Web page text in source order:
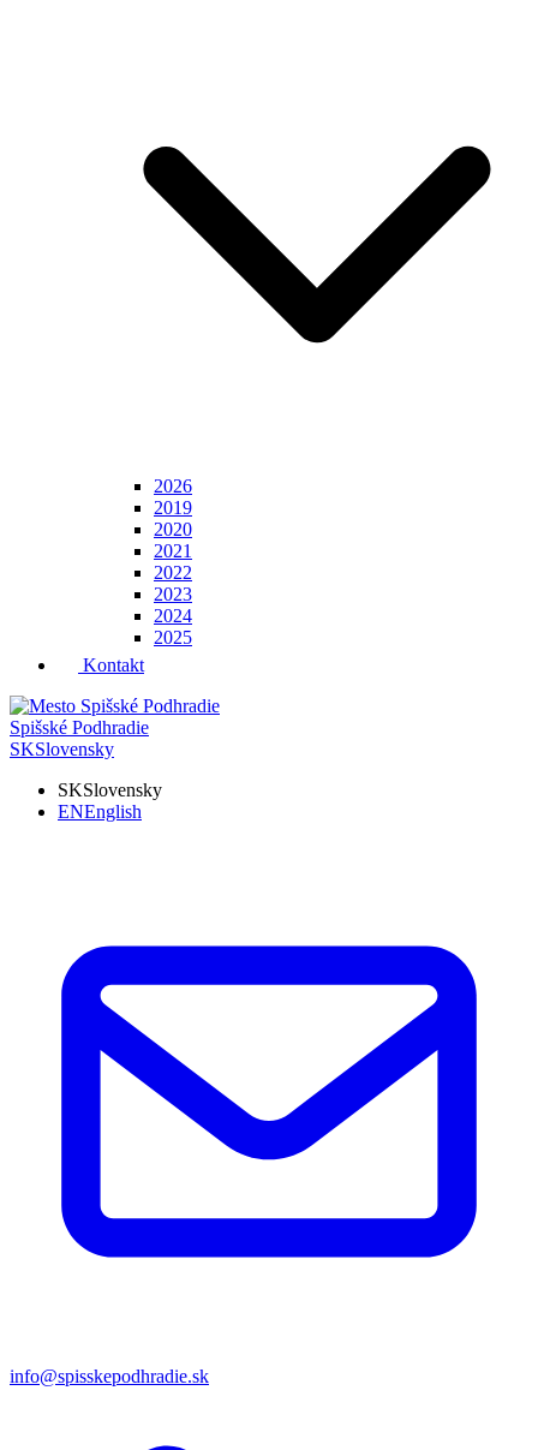
2026
2019
2020
2021
2022
2023
2024
2025
Kontakt
Spišské Podhradie
SKSlovensky
SKSlovensky
ENEnglish
info@spisskepodhradie.sk